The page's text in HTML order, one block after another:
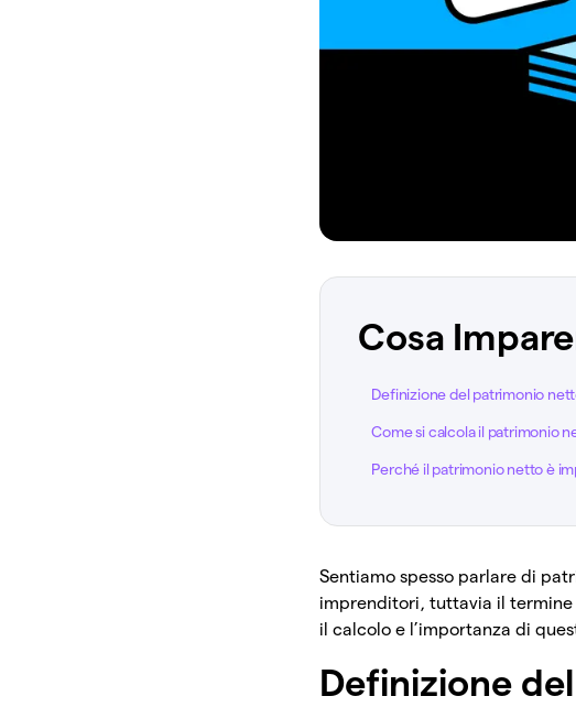
Cosa
Definizione del patrimonio
Come si calcola il patrimonio
Perché il patrimonio netto è
Sentiamo spesso parlare di
imprenditori, tuttavia il termine
il calcolo e l’importanza di
Definizione